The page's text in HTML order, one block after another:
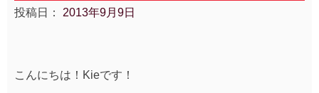
投稿日： 2013年9月9日
こんにちは！Kieです！